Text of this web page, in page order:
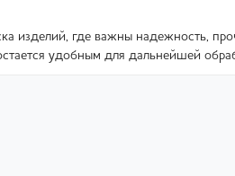
изделий, где важны надежность,
удобным для дальнейшей